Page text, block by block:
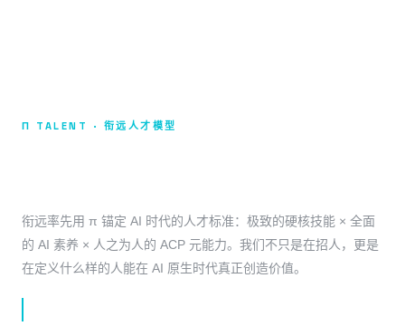
Π TALENT · 衔远人才模型
衔远率先用 π 锚定 AI 时代的人才标准：极致的硬核技能 × 全面
的 AI 素养 × 人之为人的 ACP 元能力。我们不只是在招人，更是
在定义什么样的人能在 AI 原生时代真正创造价值。